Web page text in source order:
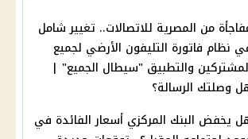
من المصرية للاتصالات.. تغيير شامل
نظام فاتورة التليفون الأرضي لجميع
والتطبيق "سيطال الجميع" |
وصلتك الرسالة؟
يخفض البنك المركزي أسعار الفائدة في